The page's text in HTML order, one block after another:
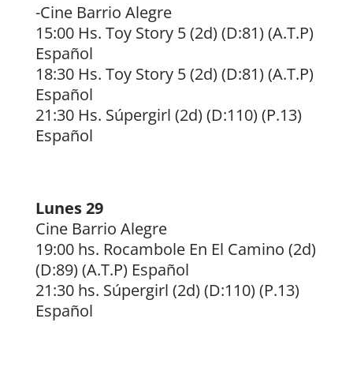
-Cine Barrio Alegre
15:00 Hs. Toy Story 5 (2d) (D:81) (A.T.P)
Español
18:30 Hs. Toy Story 5 (2d) (D:81) (A.T.P)
Español
21:30 Hs. Súpergirl (2d) (D:110) (P.13)
Español
Lunes 29
Cine Barrio Alegre
19:00 hs. Rocambole En El Camino (2d)
(D:89) (A.T.P) Español
21:30 hs. Súpergirl (2d) (D:110) (P.13)
Español